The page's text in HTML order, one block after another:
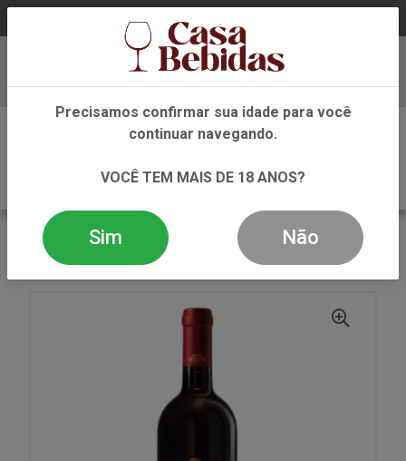
Baixe já nosso APP
VOLTAR
VINHO
TINTO
VINHO TINTO KSARA LE PRIEURE 750 ML
Precisamos confirmar sua idade para você
continuar navegando.
VOCÊ TEM MAIS DE 18 ANOS?
Sim Não